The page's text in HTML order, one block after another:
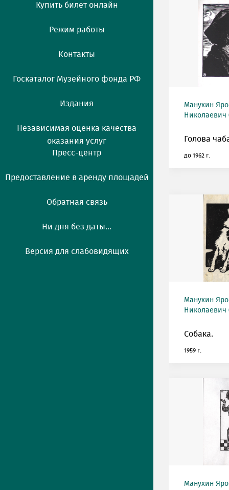
Купить билет онлайн
Режим работы
Контакты
Госкаталог Музейного фонда РФ
Издания
Независимая оценка качества
оказания услуг
Пресс-центр
Предоставление в аренду площадей
Обратная связь
Ни дня без даты...
Версия для слабовидящих
Манухин
Николаевич
Голова
до 1962 г.
Манухин
Николаевич
Собака.
1959 г.
Манухин